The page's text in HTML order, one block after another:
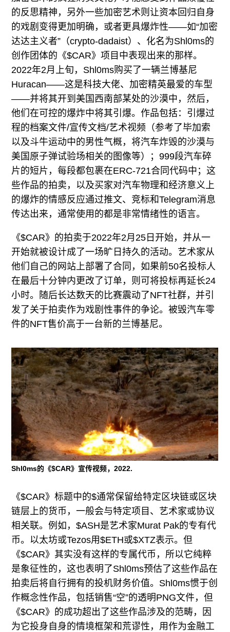
的反思精神，另外一些加密艺术则让资本回归自身
的戏剧变得更加明确，或者更具爆炸性——如“加密
达达主义者”（crypto-dadaist）、化名为Shl0ms的
创作团体的《$CAR》项目中表现出来的那样。
2022年2月上旬，Shl0ms购买了一辆兰博基尼
Huracan——这是科技大佬、加密精英最爱的车型
——并将其开到美国西南部某处的沙漠中，然后，
他们在可控的爆炸中将其引爆。作品包括：引爆过
程的档案文件/宣传文档/艺术视频（参考了毕加索
以及斗牛运动中的男性气概，将汽车炸毁的沙漠与
美国原子弹试验场相关的图像等）；999段汽车碎
片的短片，每段都包裹在ERC-721合同代码中；这
些作品的拍卖，以及买家对汽车物理和经济意义上
的爆炸的情感反应通过推文、竞标和Telegram消息
传达出来，通常使用的都是非常情绪性的语言。
《$CAR》的拍卖于2022年2月25日开始，并从一
开始就被设计成了一场旷日持久的活动。艺术家从
他们自己的网站上部署了合同，如果前50名投标人
在最后十分钟内更改了订单，则可将投标再延长24
小时。随后长达数天的比赛震动了NFT社群，并引
发了关于拍卖作为戏剧性事件的争论。被毁汽车零
件的NFT售价高于一台新的兰博基尼。
Shl0ms的《$CAR》宣传视频，2022.
《$CAR》标题中的$通常保留给特定区块链或区块
链层上的货币，一般会与特定项目、艺术家或协议
相关联。例如，$ASH是艺术家Murat Pak的专有代
币。以太坊或Tezos用$ETH或$XTZ表示。但
《$CAR》其实没有这样的专属代币，所以它纯粹
是象征性的，这也表明了Shl0ms预估了这些作品在
拍卖后将自行拥有的投机财务价值。Shl0ms惯于创
作概念性作品，包括销售“空”的透明PNG文件，但
《$CAR》的成功超出了这些作品涉及的范畴，因
为它投身自身的情境框架和荒谬性，用作为金融工